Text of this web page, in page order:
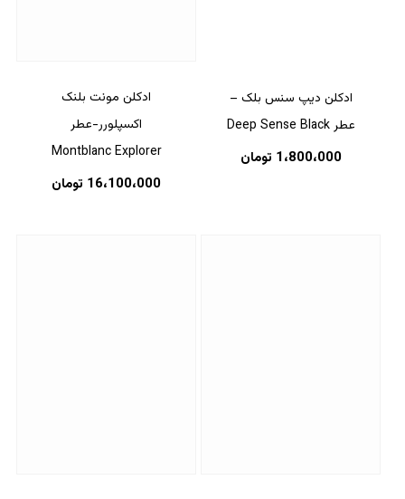
ادکلن دیپ سنس بلک –
عطر Deep Sense Black
1،800،000 تومان
ادکلن مونت بلنک
اکسپلورر-عطر
Montblanc Explorer
16،100،000 تومان